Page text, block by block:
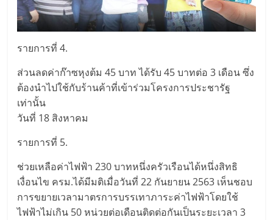
รายการที่ 4.
ส่วนลดค่าก๊าซหุงต้ม 45 บาท ได้รับ 45 บาทต่อ 3 เดือน ซึ่ง
ต้องนำไปใช้กับร้านค้าที่เข้าร่วมโครงการประชารัฐ
เท่านั้น
วันที่ 18 สิงหาคม
รายการที่ 5.
ช่วยเหลือค่าไฟฟ้า 230 บาทหนึ่งครัวเรือนได้หนึ่งสิทธิ
เงื่อนไข ครม.ได้มีมติเมื่อวันที่ 22 กันยายน 2563 เห็นชอบ
การขยายเวลามาตรการบรรเทาภาระค่าไฟฟ้าโดยใช้
ไฟฟ้าไม่เกิน 50 หน่วยต่อเดือนติดต่อกันเป็นระยะเวลา 3